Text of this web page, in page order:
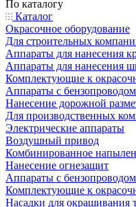
По каталогу
Каталог
Окрасочное оборудование
Для строительных
Аппараты для нанесения
Аппараты для нанесения
Комплектующие к
Аппараты с бензопроводом
Нанесение дорожной
Для производственных
Электрические аппараты
Воздушный привод
Комбинированное
Нанесение огнезащит
Аппараты с бензопроводом
Комплектующие к
Насадки для окрашивания